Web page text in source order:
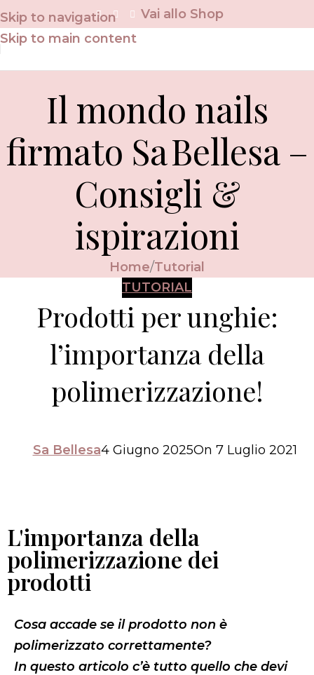
Skip to navigation
Skip to main content
Vai allo Shop
Il mondo nails
firmato Sa Bellesa –
Consigli &
ispirazioni
Home Tutorial
TUTORIAL
Prodotti per unghie:
l’importanza della
polimerizzazione!
Sa Bellesa4 Giugno 2025On 7 Luglio 2021
L'importanza della
polimerizzazione dei
prodotti
Cosa accade se il prodotto non è
polimerizzato correttamente?
In questo articolo c’è tutto quello che devi